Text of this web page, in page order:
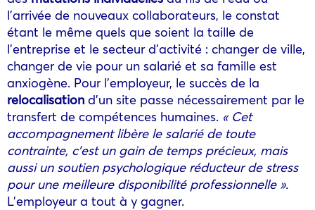
l’arrivée de nouveaux collaborateurs, le constat
étant le même quels que soient la taille de
l’entreprise et le secteur d’activité : changer de ville,
changer de vie pour un salarié et sa famille est
anxiogène. Pour l’employeur, le succès de la
relocalisation d’un site passe nécessairement par le
transfert de compétences humaines. « Cet
accompagnement libère le salarié de toute
contrainte, c’est un gain de temps précieux, mais
aussi un soutien psychologique réducteur de stress
pour une meilleure disponibilité professionnelle ».
L’employeur a tout à y gagner.